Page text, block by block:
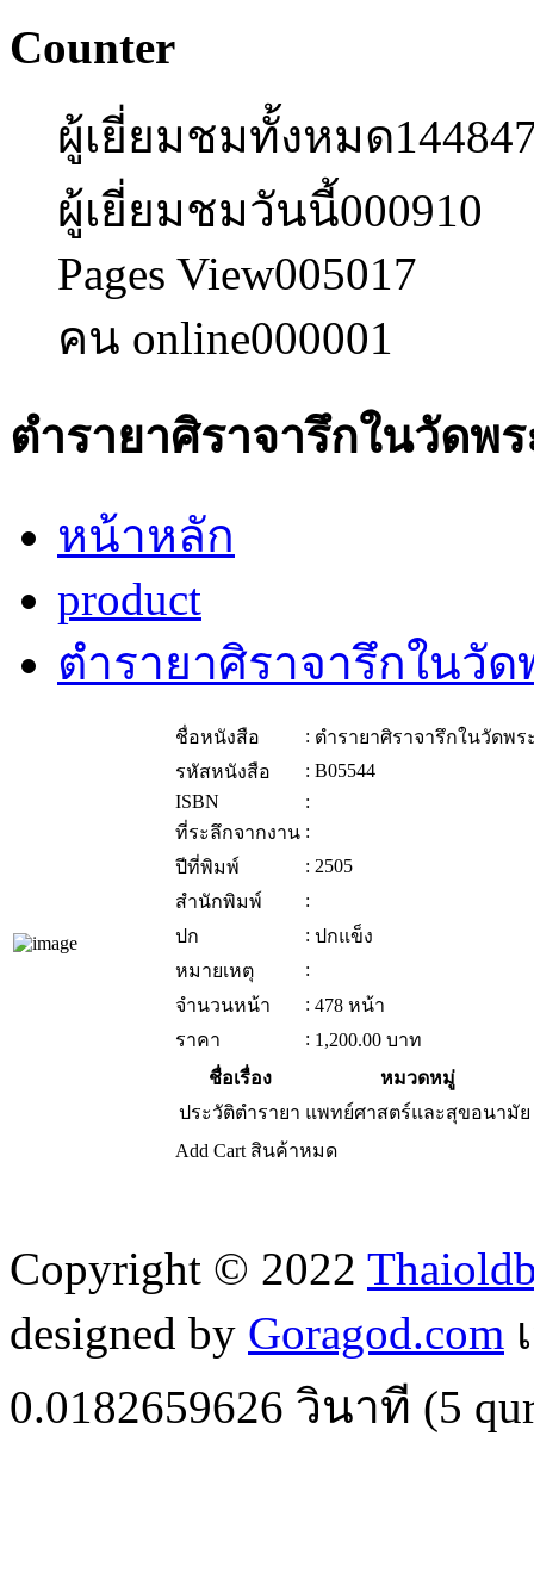
Counter
ผู้เยี่ยมชมทั้งหมด
ผู้เยี่ยมชมวันนี้000910
Pages View005017
คน online000001
ตำรายาศิราจารึกในวัดพ
หน้าหลัก
product
ตำรายาศิราจารึกในวั
ชื่อหนังสือ : ตำรายาศิราจารึกในวัดพ
รหัสหนังสือ
: B05544
ISBN
:
ที่ระลึกจากงาน :
ปีที่พิมพ์
: 2505
สำนักพิมพ์
:
ปก
: ปกแข็ง
หมายเหตุ
:
จำนวนหน้า
: 478 หน้า
ราคา
: 1,200.00 บาท
ชื่อเรื่อง
หมวดหมู่
ประวัติตำรายา แพทย์ศาสตร์และสุขอนามัย
Add Cart สินค้าหมด
Copyright © 2022
designed by Goragod.com
0.0182659626 วินาที (5